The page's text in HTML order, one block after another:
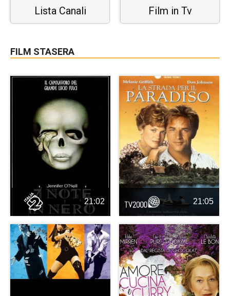
Lista Canali Film in Tv
FILM STASERA
21:02 21:05